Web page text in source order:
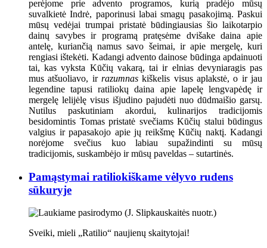
perėjome prie advento programos, kurią pradėjo mūsų
suvalkietė Indrė, paporinusi labai smagų pasakojimą. Paskui
mūsų vedėjai trumpai pristatė būdingiausias šio laikotarpio
dainų savybes ir programą pratęsėme dvišake daina apie
antelę, kuriančią namus savo šeimai, ir apie mergelę, kuri
rengiasi ištekėti. Kadangi advento dainose būdinga apdainuoti
tai, kas vyksta Kūčių vakarą, tai ir elnias devyniaragis pas
mus atšuoliavo, ir razumnas kiškelis visus aplakstė, o ir jau
legendine tapusi ratiliokų daina apie lapelę lengvapėdę ir
mergelę lelijėlę visus išjudino pajudėti nuo dūdmaišio garsų.
Nutilus paskutiniam akordui, kulinarijos tradicijomis
besidomintis Tomas pristatė svečiams Kūčių stalui būdingus
valgius ir papasakojo apie jų reikšmę Kūčių naktį. Kadangi
norėjome svečius kuo labiau supažindinti su mūsų
tradicijomis, suskambėjo ir mūsų paveldas – sutartinės.
Pamąstymai ratiliokiškame vėlyvo rudens
sūkuryje
Sveiki, mieli „Ratilio“ naujienų skaitytojai!